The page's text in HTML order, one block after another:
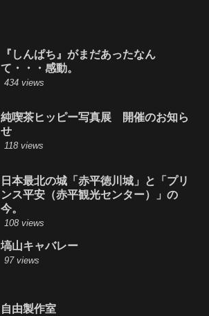
『しんぱち』がまだあったなん
て・・・感動。
434 views
純喫茶ヒッピー写真展 開催のお知ら
せ
118 views
日本最北の城「赤平徳川城」と「プリ
ンス平安（赤平観光センター）」の
今。
108 views
塙山キャバレー
97 views
自由製作室